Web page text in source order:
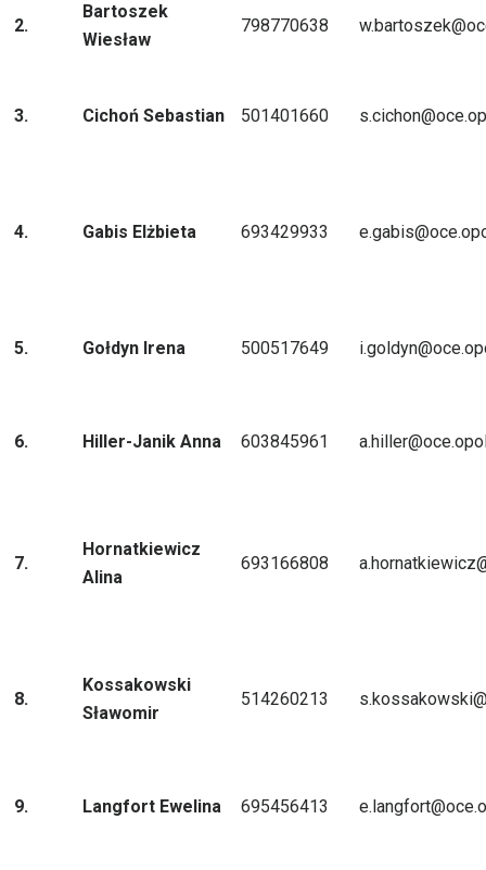
2.
Bartoszek
Wiesław
798770638
3. Cichoń Sebastian 501401660
4. Gabis Elżbieta 693429933
5. Gołdyn Irena 500517649
6. Hiller-Janik Anna 603845961
7.
Hornatkiewicz
Alina
693166808
8.
Kossakowski
Sławomir
514260213
9. Langfort Ewelina 695456413